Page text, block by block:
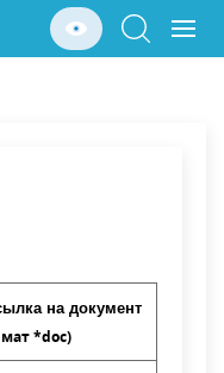
на документ
*doc)